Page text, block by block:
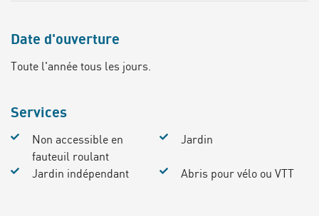
Date d'ouverture
Toute l'année tous les jours.
Services
Non accessible en
fauteuil roulant
Jardin
Jardin indépendant Abris pour vélo ou VTT